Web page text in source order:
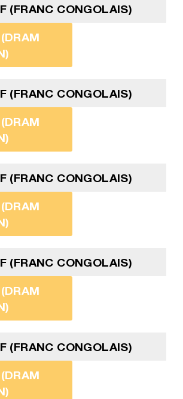
(FRANC CONGOLAIS)
(FRANC CONGOLAIS)
(FRANC CONGOLAIS)
(FRANC CONGOLAIS)
(FRANC CONGOLAIS)